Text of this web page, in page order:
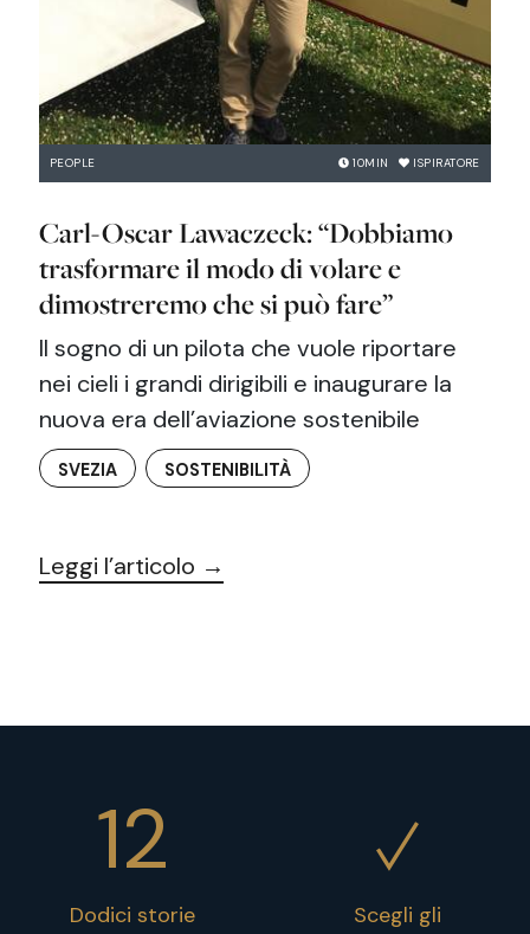
PEOPLE 10MIN ISPIRATORE
Carl-Oscar Lawaczeck: “Dobbiamo
trasformare il modo di volare e
dimostreremo che si può fare”
Il sogno di un pilota che vuole riportare
nei cieli i grandi dirigibili e inaugurare la
nuova era dell’aviazione sostenibile
SVEZIA SOSTENIBILITÀ
Leggi l’articolo →
12
Dodici storie
Scegli gli